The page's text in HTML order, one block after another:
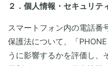
２．個人情報・セキュリテ
スマートフォン内の電話番
保護法について、「
うに影響するかを評価し、